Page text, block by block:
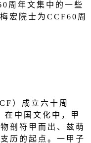
周年文集中的一些
宏院士为 CCF60 周
）成立六十周
在中国文化中，甲
剖符甲而出、兹萌
历的起点。一甲子